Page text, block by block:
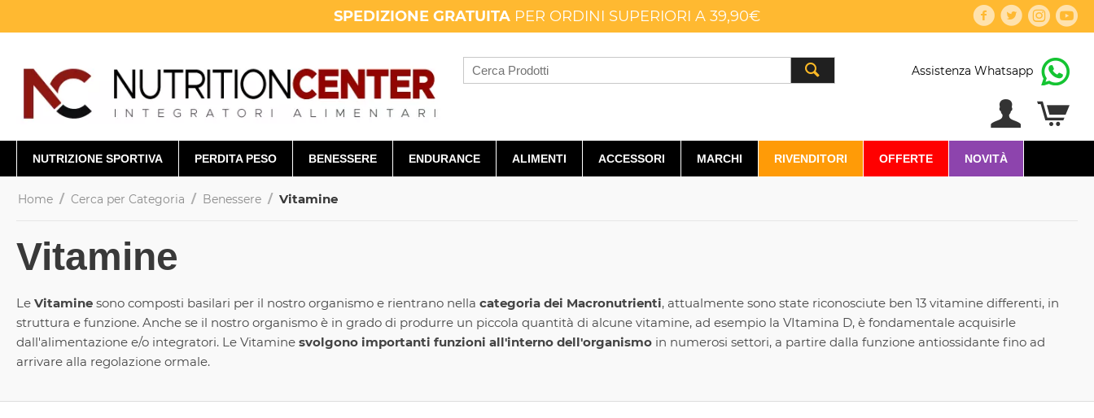
SPEDIZIONE GRATUITA PER ORDINI SUPERIORI A 39,90€
Assistenza Whatsapp
NUTRIZIONE SPORTIVA PERDITA PESO BENESSERE ENDURANCE ALIMENTI ACCESSORI MARCHI RIVENDITORI OFFERTE NOVITÀ
Home / Cerca per Categoria / Benessere / Vitamine
Vitamine
Le Vitamine sono composti basilari per il nostro organismo e rientrano nella categoria dei Macronutrienti, attualmente sono state riconosciute ben 13 vitamine differenti, in
struttura e funzione. Anche se il nostro organismo è in grado di produrre un piccola quantità di alcune vitamine, ad esempio la VItamina D, è fondamentale acquisirle
dall'alimentazione e/o integratori. Le Vitamine svolgono importanti funzioni all'interno dell'organismo in numerosi settori, a partire dalla funzione antiossidante fino ad
arrivare alla regolazione ormale.